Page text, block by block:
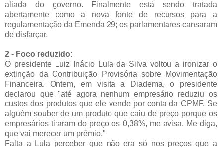
aliada do governo. Finalmente está sendo tratada
abertamente como a nova fonte de recursos para a
regulamentação da Emenda 29; os parlamentares cansaram
de disfarçar.
2 - Foco reduzido:
O presidente Luiz Inácio Lula da Silva voltou a ironizar o
extinção da Contribuição Provisória sobre Movimentação
Financeira. Ontem, em visita a Diadema, o presidente
declarou que "até agora nenhum empresário reduziu os
custos dos produtos que ele vende por conta da CPMF. Se
alguém souber de um produto que caiu de preço porque os
empresários tiraram do preço os 0,38%, me avisa. Me diga,
que vai merecer um prêmio."
Falta a Lula perceber que não era só nos preços que a